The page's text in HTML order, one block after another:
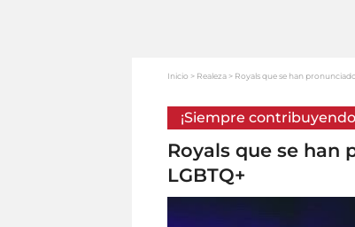
Inicio Realeza Royals que se han
¡Siempre
Royals que se han
LGBTQ+